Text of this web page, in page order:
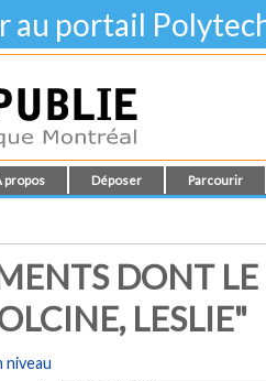
au portail
propos Déposer Parcourir
DONT
LESLIE"
niveau